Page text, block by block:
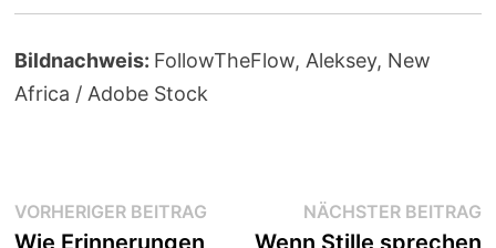
Bildnachweis: FollowTheFlow, Aleksey, New
Africa / Adobe Stock
Beitragsnavigation
VORHERIGER BEITRAGVorheriger
Beitrag:
Wie Erinnerungen
NÄCHSTER BEITRAG
Wenn Stille sprechen